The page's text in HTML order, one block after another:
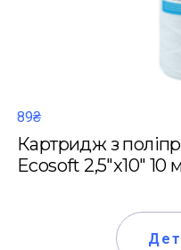
89₴
Картридж з
Ecosoft 2,5"x10" 10